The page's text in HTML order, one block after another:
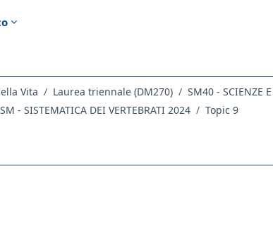
Vita Laurea triennale (DM270)
- SISTEMATICA DEI VERTEBRATI 2024 Topic 9